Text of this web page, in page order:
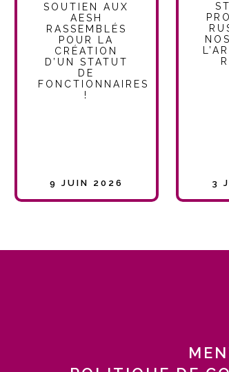
SOUTIEN AUX
AESH
RASSEMBLÉS
POUR LA
CRÉATION
D’UN STATUT
DE
FONCTIONNAIRES
!
9 JUIN 2026 3